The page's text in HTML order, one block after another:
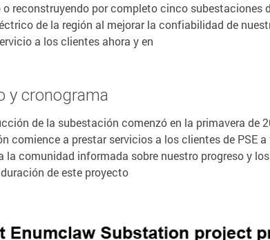
o reconstruyendo por completo cinco subestaciones
de la región al mejorar la confiabilidad de
a los clientes ahora y en
y cronograma
de la subestación comenzó en la primavera de
comience a prestar servicios a los clientes de PSE
la comunidad informada sobre nuestro progreso y
de este proyecto